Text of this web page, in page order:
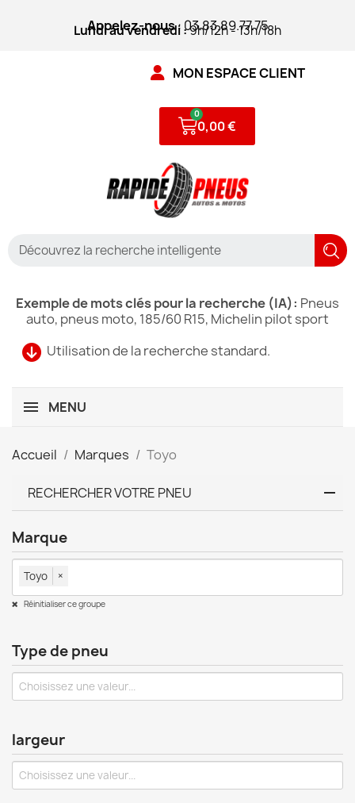
Appelez-nous: 03.83.89.77.75
Lundi au vendredi :9h/12h - 13h/18h
MON ESPACE CLIENT
0,00 €
Utilisation de la recherche standard.
Exemple de mots clés pour la recherche (IA): Pneus
auto, pneus moto, 185/60 R15, Michelin pilot sport
MENU
Accueil Marques Toyo
RECHERCHER VOTRE PNEU
Marque
Toyo ×
Réinitialiser ce groupe
Type de pneu
largeur